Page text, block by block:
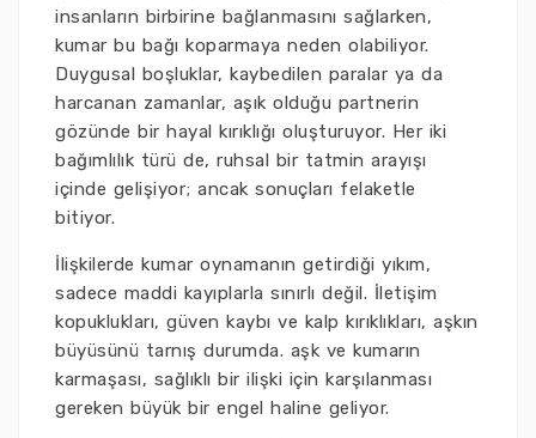
insanların birbirine bağlanmasını sağlarken,
kumar bu bağı koparmaya neden olabiliyor.
Duygusal boşluklar, kaybedilen paralar ya da
harcanan zamanlar, aşık olduğu partnerin
gözünde bir hayal kırıklığı oluşturuyor. Her iki
bağımlılık türü de, ruhsal bir tatmin arayışı
içinde gelişiyor; ancak sonuçları felaketle
bitiyor.
İlişkilerde kumar oynamanın getirdiği yıkım,
sadece maddi kayıplarla sınırlı değil. İletişim
kopuklukları, güven kaybı ve kalp kırıklıkları, aşkın
büyüsünü tarnış durumda. aşk ve kumarın
karmaşası, sağlıklı bir ilişki için karşılanması
gereken büyük bir engel haline geliyor.